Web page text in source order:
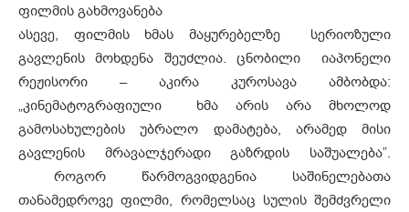
ფილმის გახმოვანება
ასევე, ფილმის ხმას მაყურებელზე სერიოზული
გავლენის მოხდენა შეუძლია. ცნობილი იაპონელი
რეჟისორი – აკირა კუროსავა ამბობდა:
„კინემატოგრაფიული ხმა არის არა მხოლოდ
გამოსახულების უბრალო დამატება, არამედ მისი
გავლენის მრავალჯერადი გაზრდის საშუალება”.
როგორ წარმოგვიდგენია საშინელებათა
თანამედროვე ფილმი, რომელსაც სულის შემძვრელი